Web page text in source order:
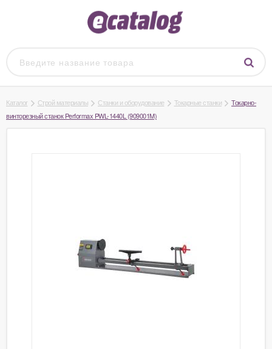
Каталог Строй материалы Станки и оборудование Токарные станки
Токарно-
винторезный станок Performax PWL-1440L (909001M)